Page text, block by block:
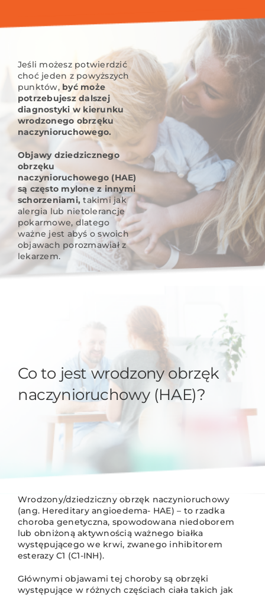
Jeśli możesz potwierdzić
choć jeden z powyższych
punktów, być może
potrzebujesz dalszej
diagnostyki w kierunku
wrodzonego obrzęku
naczynioruchowego.
Objawy dziedzicznego
obrzęku
naczynioruchowego (HAE)
są często mylone z innymi
schorzeniami, takimi jak
alergia lub nietolerancje
pokarmowe, dlatego
ważne jest abyś o swoich
objawach porozmawiał z
lekarzem.
Co to jest wrodzony obrzęk
naczynioruchowy (HAE)?
Wrodzony/dziedziczny obrzęk naczynioruchowy
(ang. Hereditary angioedema- HAE) – to rzadka
choroba genetyczna, spowodowana niedoborem
lub obniżoną aktywnością ważnego białka
występującego we krwi, zwanego inhibitorem
esterazy C1 (C1-INH).
Głównymi objawami tej choroby są obrzęki
występujące w różnych częściach ciała takich jak